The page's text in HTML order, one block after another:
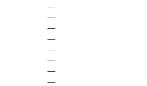
—
—
—
—
—
—
—
—